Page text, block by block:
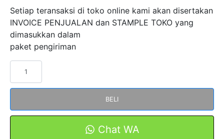
Setiap teransaksi di toko online kami akan disertakan
INVOICE PENJUALAN dan STAMPLE TOKO yang
dimasukkan dalam
paket pengiriman
Transformer
MSY-
BELI
Chat WA